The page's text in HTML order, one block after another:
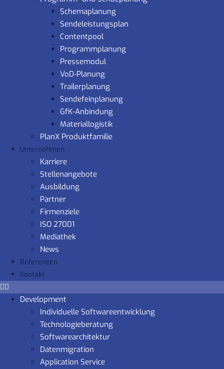
Schemaplanung
Sendeleistungsplan
Contentpool
Programmplanung
Pressemodul
VoD-Planung
Trailerplanung
Sendefeinplanung
GfK-Anbindung
Materiallogistik
PlanX Produktfamilie
Unternehmen
Karriere
Stellenangebote
Ausbildung
Partner
Firmenziele
ISO 27001
Mediathek
News
Referenzen
Kontakt
Development
Individuelle Softwareentwicklung
Technologieberatung
Softwarearchitektur
Datenmigration
Application Service